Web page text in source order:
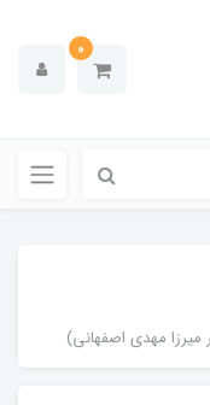
0
میرزا مهدی اصفهانی)